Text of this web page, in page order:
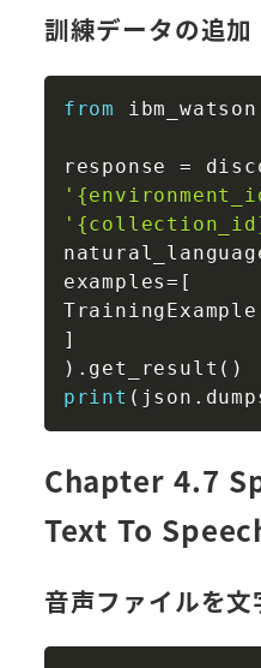
訓練データの追加
from ibm_watson
response =
examples= [
TrainingExample
]
) . get_result ( )
print ( json .
Chapter 4.7
Text To
音声ファイルを文